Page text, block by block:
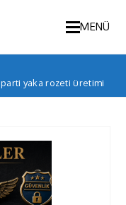
MENÜ
parti yaka rozeti üretimi